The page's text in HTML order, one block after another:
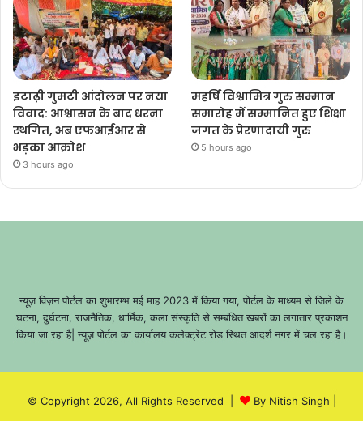
इटाढ़ी गुमटी आंदोलन पर नया
विवाद: आश्वासन के बाद धरना
स्थगित, अब एफआईआर से
भड़का आक्रोश
3 hours ago
महर्षि विश्वामित्र गुरु सम्मान
समारोह में सम्मानित हुए शिक्षा
जगत के प्रेरणादायी गुरु
5 hours ago
न्यूज़ विज़न पोर्टल का शुभारम्भ मई माह 2023 में किया गया, पोर्टल के माध्यम से जिले के
घटना, दुर्घटना, राजनैतिक, धार्मिक, कला संस्कृति से सम्बंधित खबरों का लगातार प्रकाशन
किया जा रहा है| न्यूज़ पोर्टल का कार्यालय कलेक्ट्रेट रोड स्थित आदर्श नगर में चल रहा है।
© Copyright 2026, All Rights Reserved | By Nitish Singh